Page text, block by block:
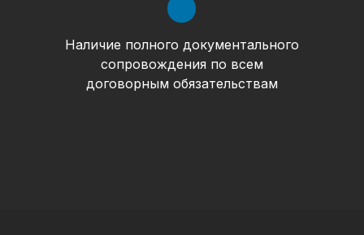
Наличие полного документального
сопровождения по всем
договорным обязательствам